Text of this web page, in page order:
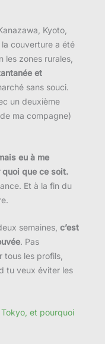
Kyoto,
couverture a été
les zones rurales,
et
sans souci.
un deuxième
ma compagne)
eu à me
quoi que ce soit.
Et à la fin du
semaines, c’est
. Pas
tous les profils,
tu veux éviter les
et pourquoi